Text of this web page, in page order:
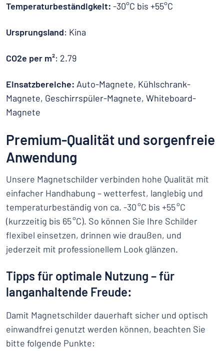
Temperaturbeständigkeit: -30°C bis +55°C
Ursprungsland: Kina
CO2e per m²: 2.79
Einsatzbereiche: Auto-Magnete, Kühlschrank-
Magnete, Geschirrspüler-Magnete, Whiteboard-
Magnete
Premium-Qualität und sorgenfreie
Anwendung
Unsere Magnetschilder verbinden hohe Qualität mit
einfacher Handhabung – wetterfest, langlebig und
temperaturbeständig von ca. -30 °C bis +55 °C
(kurzzeitig bis 65 °C). So können Sie Ihre Schilder
flexibel einsetzen, drinnen wie draußen, und
jederzeit mit professionellem Look glänzen.
Tipps für optimale Nutzung – für
langanhaltende Freude:
Damit Magnetschilder dauerhaft sicher und optisch
einwandfrei genutzt werden können, beachten Sie
bitte folgende Punkte: